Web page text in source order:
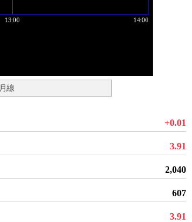
月線
+0.01
3.91
2,040
607
3.91